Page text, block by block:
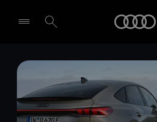
Händler wählen